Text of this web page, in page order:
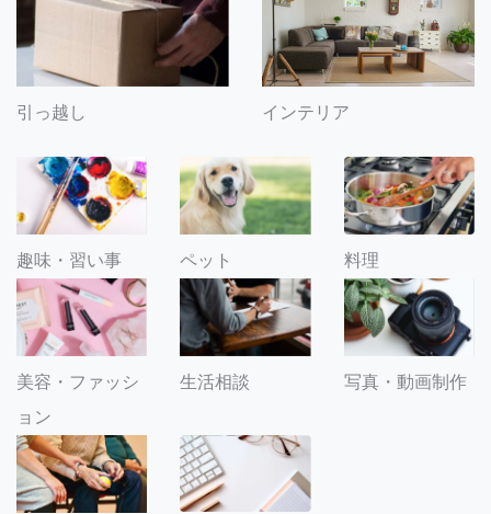
引っ越し インテリア
趣味・習い事 ペット 料理
美容・ファッシ
ョン
生活相談 写真・動画制作